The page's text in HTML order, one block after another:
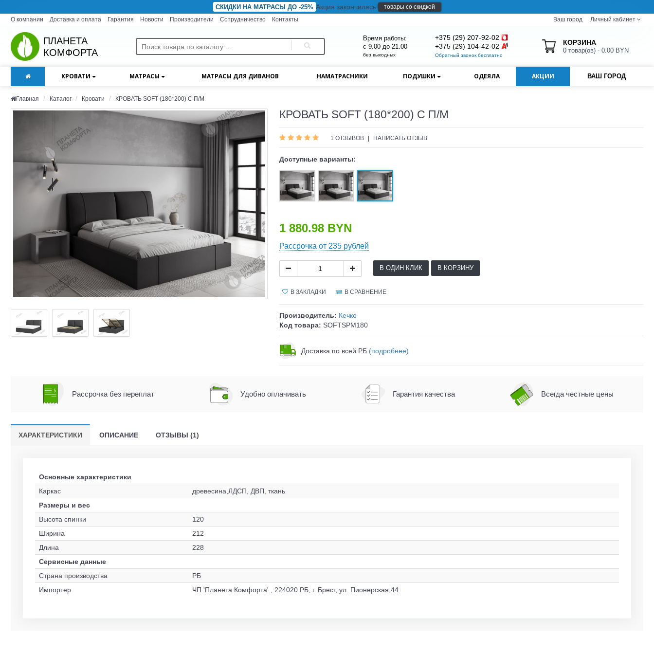
СКИДКИ НА МАТРАСЫ ДО -25% Акция закончилась!
товары со скидкой
О компании
Доставка и оплата Гарантия Новости Производители Сотрудничество Контакты Ваш город Личный кабинет
ПЛАНЕТА
КОМФОРТА
Время работы:
с 9.00 до 21.00
без выходных
+375 (29) 207-92-02
+375 (29) 104-42-02
Обратный звонок бесплатно
КОРЗИНА
0 товар(ов) - 0.00 BYN
КРОВАТИ МАТРАСЫ МАТРАСЫ ДЛЯ ДИВАНОВ НАМАТРАСНИКИ ПОДУШКИ ОДЕЯЛА АКЦИИ ВАШ ГОРОД
Главная Каталог Кровати КРОВАТЬ SOFT (180*200) С П/М
КРОВАТЬ SOFT (180*200) С П/М
1 ОТЗЫВОВ НАПИСАТЬ ОТЗЫВ
Доступные варианты:
1 880.98 BYN
Рассрочка от 235 рублей
В ОДИН КЛИК В КОРЗИНУ
В ЗАКЛАДКИ В СРАВНЕНИЕ
Производитель: Кечко
Код товара: SOFTSPM180
Доставка по всей РБ (подробнее)
Рассрочка без переплат Удобно оплачивать Гарантия качества Всегда честные цены
ХАРАКТЕРИСТИКИ ОПИСАНИЕ ОТЗЫВЫ (1)
Основные характеристики
Каркас
древесина,ЛДСП, ДВП, ткань
Размеры и вес
Высота спинки
120
Ширина
212
Длина
228
Сервисные данные
Страна производства
РБ
Импортер
ЧП 'Планета Комфорта' , 224020 РБ, г. Брест, ул. Пионерская,44